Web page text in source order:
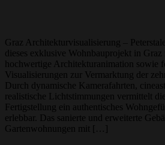
Graz Architekturvisualisierung –
dieses exklusive Wohnbauprojekt in
hochwertige Architekturanimation sowie
Visualisierungen zur Vermarktung der
Durch dynamische Kamerafahrten,
realistische Lichtstimmungen vermittelt
Fertigstellung ein authentisches
erlebbar. Das sanierte und erweiterte
Gartenwohnungen mit […]